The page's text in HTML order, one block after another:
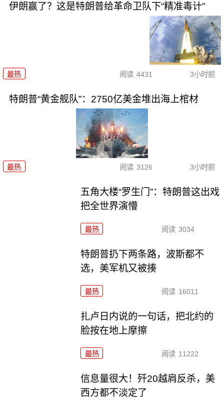
伊朗赢了？这是特朗普给革命卫队下“精准毒计”
最热 阅读 4431 3小时前
特朗普“黄金舰队”：2750亿美金堆出海上棺材
最热 阅读 3126 3小时前
五角大楼“罗生门”：特朗普这出戏
把全世界演懵
最热 阅读 3034
特朗普扔下两条路，波斯都不
选，美军机又被揍
最热 阅读 16011
扎卢日内说的一句话，把北约的
脸按在地上摩擦
最热 阅读 11222
信息量很大！歼20越肩反杀，美
西方都不淡定了